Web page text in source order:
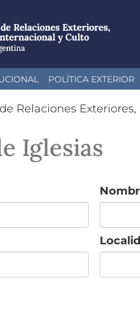
POLÍTICA EXTERIOR
Relaciones
Iglesias